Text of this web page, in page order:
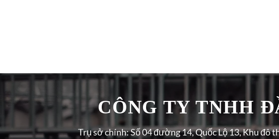
CÔNG TY TNHH
Trụ sở chính: Số 04 đường 14, Quốc Lộ 13, Khu